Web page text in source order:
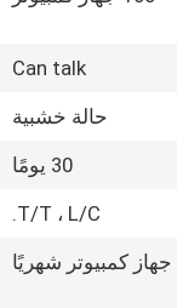
Can talk
حالة خشبية
30 يومًا
T/T ، L/C.